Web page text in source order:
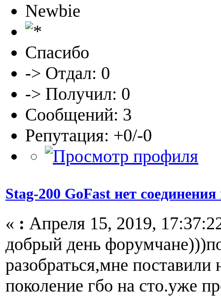
Newbie
Спасибо
-> Отдал: 0
-> Получил: 0
Сообщений: 3
Репутация: +0/-0
Stag-200 GoFast нет
« : Апреля 15, 2019,
добрый день
разобраться,мне поставили
поколение гбо на сто.уже